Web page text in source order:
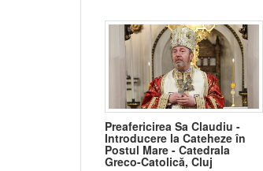
Preafericirea Sa Claudiu -
Introducere la Cateheze în
Postul Mare - Catedrala
Greco-Catolică, Cluj